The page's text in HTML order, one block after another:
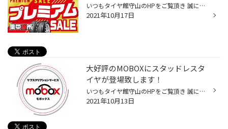
いつもタイヤ館守山のHPをご覧頂き 誠にありがとうございます。 タイヤ館守山では、10月31日(日)まで プレミアムSALEを開催いたします！！ タイヤだけではなく お車のメンテナンス品も セール価格でのご案内です！！ 更にタイヤ館アプリの抽選で 1等賞はタイヤが最大1万円引き メンテナンスはオイル...
2021年10月17日
大好評のMOBOXにスタッドレスタ
イヤが登場致します！
いつもタイヤ館守山のHPをご覧頂き 誠にありがとうございます。 今日はサービス開始時より大変ご好評いただいている タイヤのサブスク「Mobox・モボックス」に 待望のスタッドレスタイヤが登場しましたので ご紹介いたします。 Moboxは、ブリヂストンが提案する、 タイヤとメンテナンスの新しい買い...
2021年10月13日